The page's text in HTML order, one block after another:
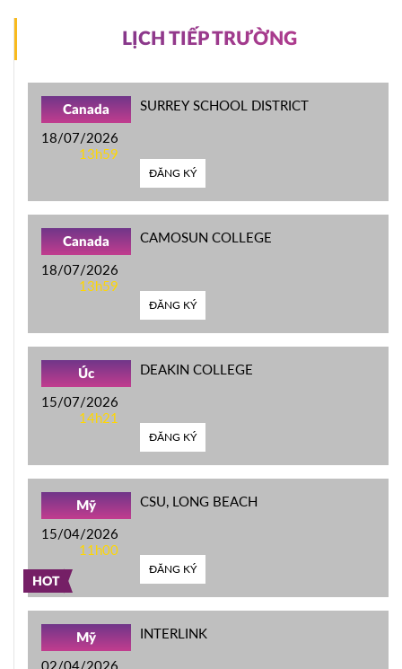
LỊCH TIẾP TRƯỜNG
Canada
18/07/2026
13h59
SURREY SCHOOL DISTRICT
ĐĂNG KÝ
Canada
18/07/2026
13h59
CAMOSUN COLLEGE
ĐĂNG KÝ
Úc
15/07/2026
14h21
DEAKIN COLLEGE
ĐĂNG KÝ
HOT
Mỹ
15/04/2026
11h00
CSU, LONG BEACH
ĐĂNG KÝ
Mỹ
02/04/2026
INTERLINK